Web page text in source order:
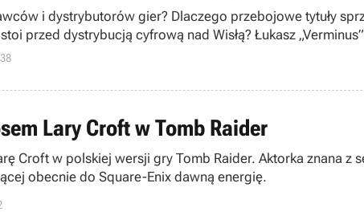
i dystrybutorów gier? Dlaczego przebojowe tytuły
przed dystrybucją cyfrową nad Wisłą? Łukasz
Lary Croft w Tomb Raider
Croft w polskiej wersji gry Tomb Raider. Aktorka znana
obecnie do Square-Enix dawną energię.